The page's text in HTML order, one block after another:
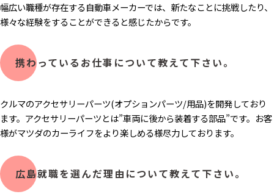
幅広い職種が存在する自動車メーカーでは、新たなことに挑戦したり、
様々な経験をすることができると感じたからです。
携わっているお仕事について教えて下さい。
クルマのアクセサリーパーツ(オプションパーツ/用品)を開発しており
ます。アクセサリーパーツとは”車両に後から装着する部品”です。お客
様がマツダのカーライフをより楽しめる様尽力しております。
広島就職を選んだ理由について教えて下さい。